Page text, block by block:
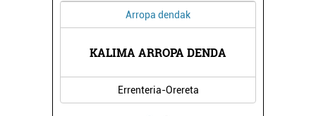
Arropa dendak
KALIMA ARROPA DENDA
Errenteria-Orereta